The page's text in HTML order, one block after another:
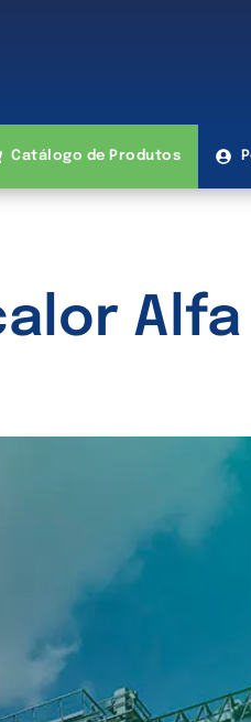
Catálogo de Produtos
Alfa